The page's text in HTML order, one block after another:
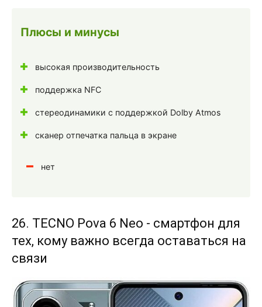
Плюсы и минусы
высокая производительность
поддержка NFC
стереодинамики с поддержкой Dolby Atmos
сканер отпечатка пальца в экране
нет
26. TECNO Pova 6 Neo - смартфон для
тех, кому важно всегда оставаться на
связи